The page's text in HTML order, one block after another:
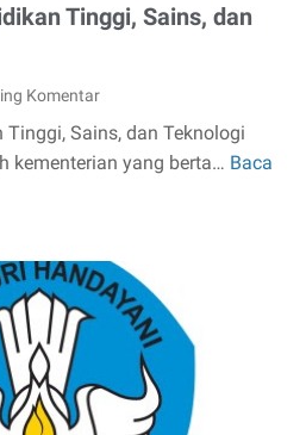
Tinggi, Sains, dan
Komentar
Sains, dan Teknologi
kementerian yang berta… Baca